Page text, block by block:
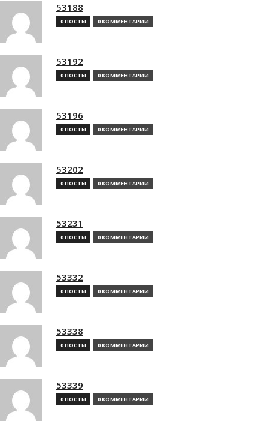
53188
0 ПОСТЫ 0 КОММЕНТАРИИ
53192
0 ПОСТЫ 0 КОММЕНТАРИИ
53196
0 ПОСТЫ 0 КОММЕНТАРИИ
53202
0 ПОСТЫ 0 КОММЕНТАРИИ
53231
0 ПОСТЫ 0 КОММЕНТАРИИ
53332
0 ПОСТЫ 0 КОММЕНТАРИИ
53338
0 ПОСТЫ 0 КОММЕНТАРИИ
53339
0 ПОСТЫ 0 КОММЕНТАРИИ